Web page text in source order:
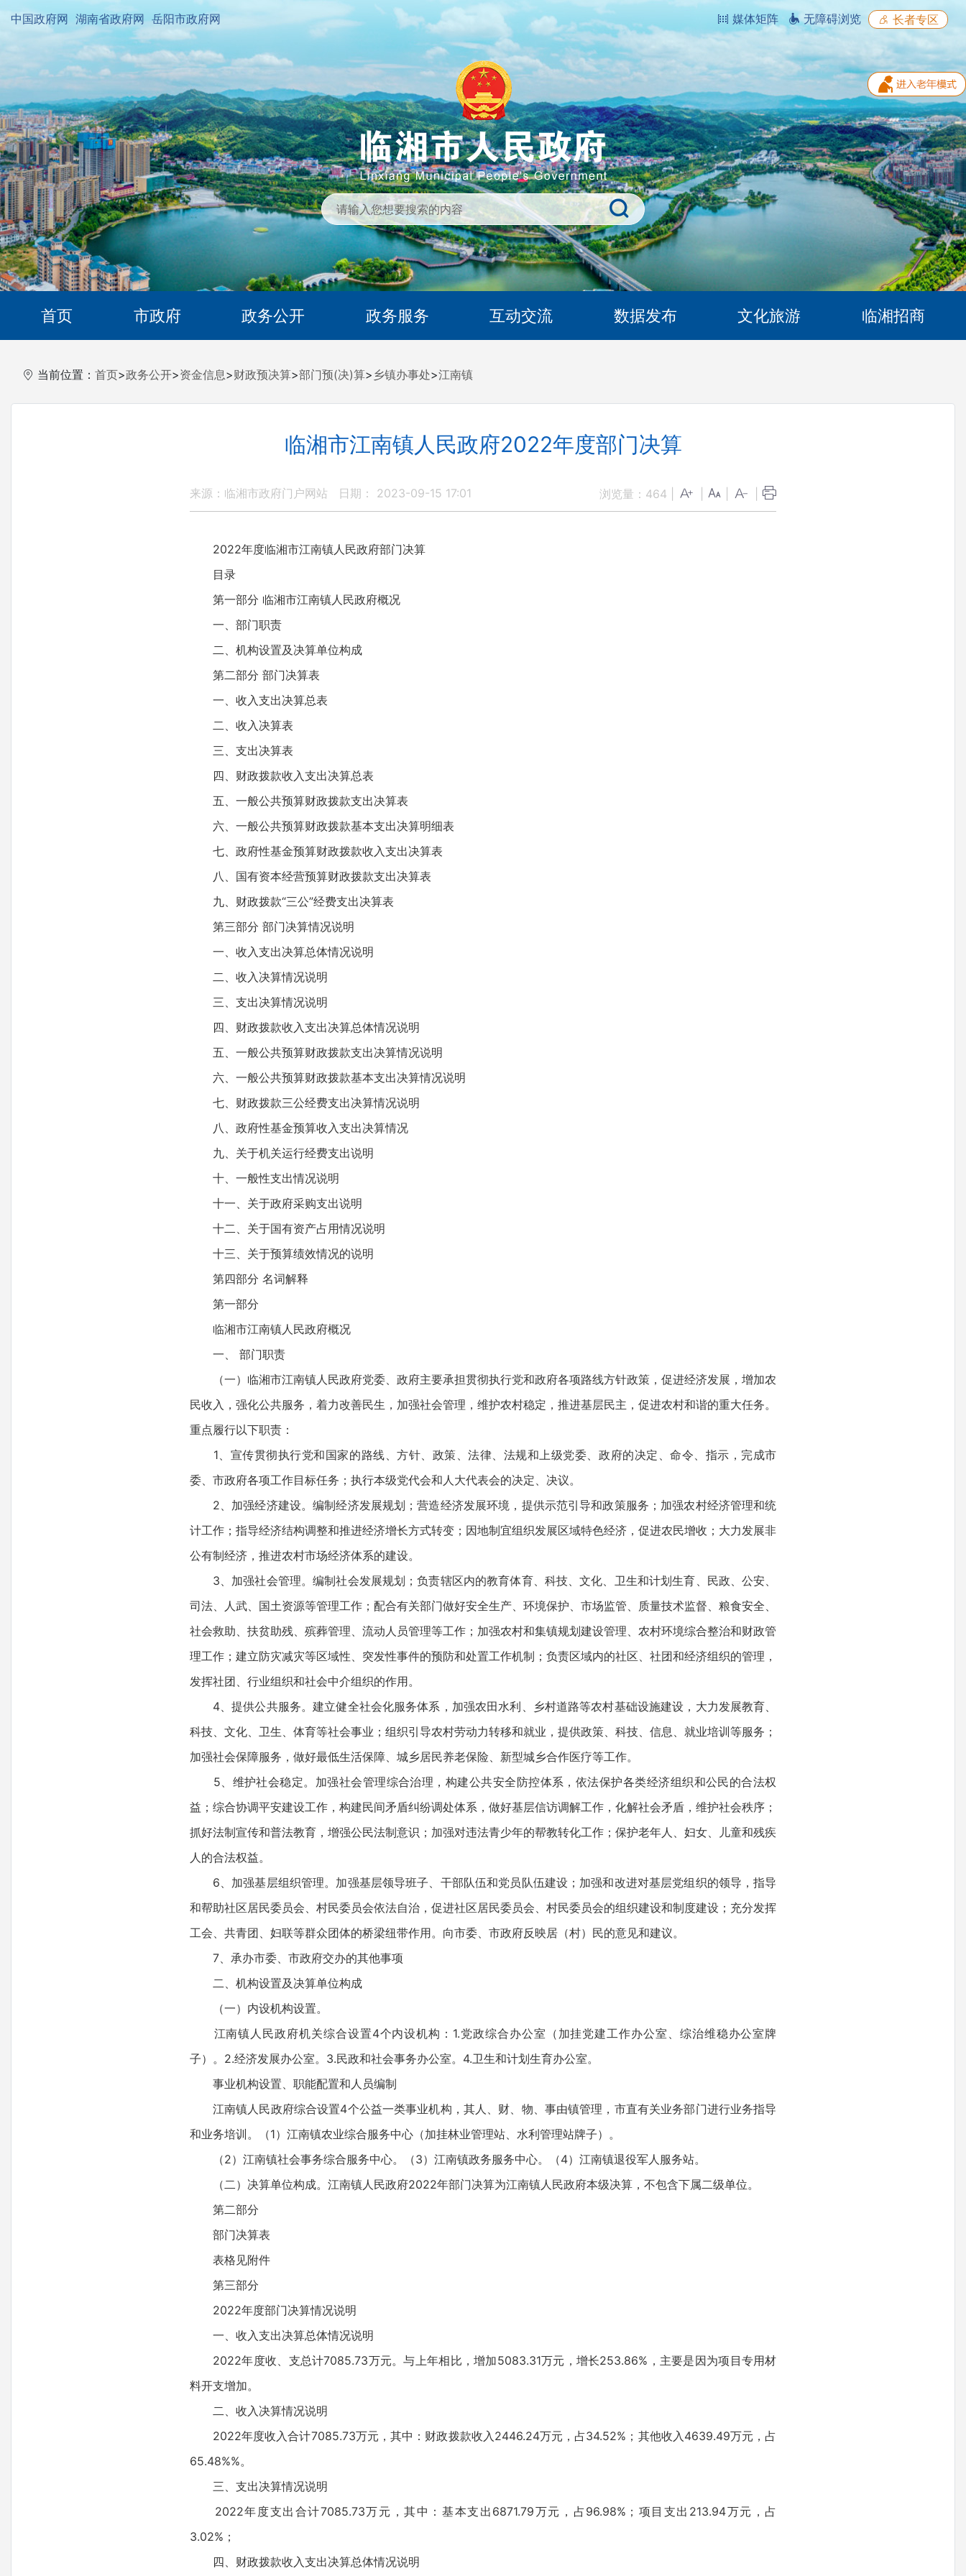
中国政府网 湖南省政府网 岳阳市政府网 媒体矩阵 无障碍浏览 长者专区
首页 市政府 政务公开 政务服务 互动交流 数据发布 文化旅游 临湘招商
当前位置： 首页>政务公开>资金信息>财政预决算>部门预(决)算> 乡镇办事处>江南镇
临湘市江南镇人民政府2022年度部门决算
来源：临湘市政府门户网站 日期： 2023-09-15 17:01 浏览量： 464
2022年度临湘市江南镇人民政府部门决算
目录
第一部分 临湘市江南镇人民政府概况
一、部门职责
二、机构设置及决算单位构成
第二部分 部门决算表
一、收入支出决算总表
二、收入决算表
三、支出决算表
四、财政拨款收入支出决算总表
五、一般公共预算财政拨款支出决算表
六、一般公共预算财政拨款基本支出决算明细表
七、政府性基金预算财政拨款收入支出决算表
八、国有资本经营预算财政拨款支出决算表
九、财政拨款“三公”经费支出决算表
第三部分 部门决算情况说明
一、收入支出决算总体情况说明
二、收入决算情况说明
三、支出决算情况说明
四、财政拨款收入支出决算总体情况说明
五、一般公共预算财政拨款支出决算情况说明
六、一般公共预算财政拨款基本支出决算情况说明
七、财政拨款三公经费支出决算情况说明
八、政府性基金预算收入支出决算情况
九、关于机关运行经费支出说明
十、一般性支出情况说明
十一、关于政府采购支出说明
十二、关于国有资产占用情况说明
十三、关于预算绩效情况的说明
第四部分 名词解释
第一部分
临湘市江南镇人民政府概况
一、 部门职责
（一）临湘市江南镇人民政府党委、政府主要承担贯彻执行党和政府各项路线方针政策，促进经济发展，增加农
民收入，强化公共服务，着力改善民生，加强社会管理，维护农村稳定，推进基层民主，促进农村和谐的重大任务。
重点履行以下职责：
1、宣传贯彻执行党和国家的路线、方针、政策、法律、法规和上级党委、政府的决定、命令、指示，完成市
委、市政府各项工作目标任务；执行本级党代会和人大代表会的决定、决议。
2、加强经济建设。编制经济发展规划；营造经济发展环境，提供示范引导和政策服务；加强农村经济管理和统
计工作；指导经济结构调整和推进经济增长方式转变；因地制宜组织发展区域特色经济，促进农民增收；大力发展非
公有制经济，推进农村市场经济体系的建设。
3、加强社会管理。编制社会发展规划；负责辖区内的教育体育、科技、文化、卫生和计划生育、民政、公安、
司法、人武、国土资源等管理工作；配合有关部门做好安全生产、环境保护、市场监管、质量技术监督、粮食安全、
社会救助、扶贫助残、殡葬管理、流动人员管理等工作；加强农村和集镇规划建设管理、农村环境综合整治和财政管
理工作；建立防灾减灾等区域性、突发性事件的预防和处置工作机制；负责区域内的社区、社团和经济组织的管理，
发挥社团、行业组织和社会中介组织的作用。
4、提供公共服务。建立健全社会化服务体系，加强农田水利、乡村道路等农村基础设施建设，大力发展教育、
科技、文化、卫生、体育等社会事业；组织引导农村劳动力转移和就业，提供政策、科技、信息、就业培训等服务；
加强社会保障服务，做好最低生活保障、城乡居民养老保险、新型城乡合作医疗等工作。
5、维护社会稳定。加强社会管理综合治理，构建公共安全防控体系，依法保护各类经济组织和公民的合法权
益；综合协调平安建设工作，构建民间矛盾纠纷调处体系，做好基层信访调解工作，化解社会矛盾，维护社会秩序；
抓好法制宣传和普法教育，增强公民法制意识；加强对违法青少年的帮教转化工作；保护老年人、妇女、儿童和残疾
人的合法权益。
6、加强基层组织管理。加强基层领导班子、干部队伍和党员队伍建设；加强和改进对基层党组织的领导，指导
和帮助社区居民委员会、村民委员会依法自治，促进社区居民委员会、村民委员会的组织建设和制度建设；充分发挥
工会、共青团、妇联等群众团体的桥梁纽带作用。向市委、市政府反映居（村）民的意见和建议。
7、承办市委、市政府交办的其他事项
二、机构设置及决算单位构成
（一）内设机构设置。
江南镇人民政府机关综合设置4个内设机构：1.党政综合办公室（加挂党建工作办公室、综治维稳办公室牌
子）。2.经济发展办公室。3.民政和社会事务办公室。4.卫生和计划生育办公室。
事业机构设置、职能配置和人员编制
江南镇人民政府综合设置4个公益一类事业机构，其人、财、物、事由镇管理，市直有关业务部门进行业务指导
和业务培训。（1）江南镇农业综合服务中心（加挂林业管理站、水利管理站牌子）。
（2）江南镇社会事务综合服务中心。（3）江南镇政务服务中心。（4）江南镇退役军人服务站。
（二）决算单位构成。江南镇人民政府2022年部门决算为江南镇人民政府本级决算，不包含下属二级单位。
第二部分
部门决算表
表格见附件
第三部分
2022年度部门决算情况说明
一、收入支出决算总体情况说明
2022年度收、支总计7085.73万元。与上年相比，增加5083.31万元，增长253.86%，主要是因为项目专用材
料开支增加。
二、收入决算情况说明
2022年度收入合计7085.73万元，其中：财政拨款收入2446.24万元，占34.52%；其他收入4639.49万元，占
65.48%%。
三、支出决算情况说明
2022年度支出合计7085.73万元，其中：基本支出6871.79万元，占96.98%；项目支出213.94万元，占
3.02%；
四、财政拨款收入支出决算总体情况说明